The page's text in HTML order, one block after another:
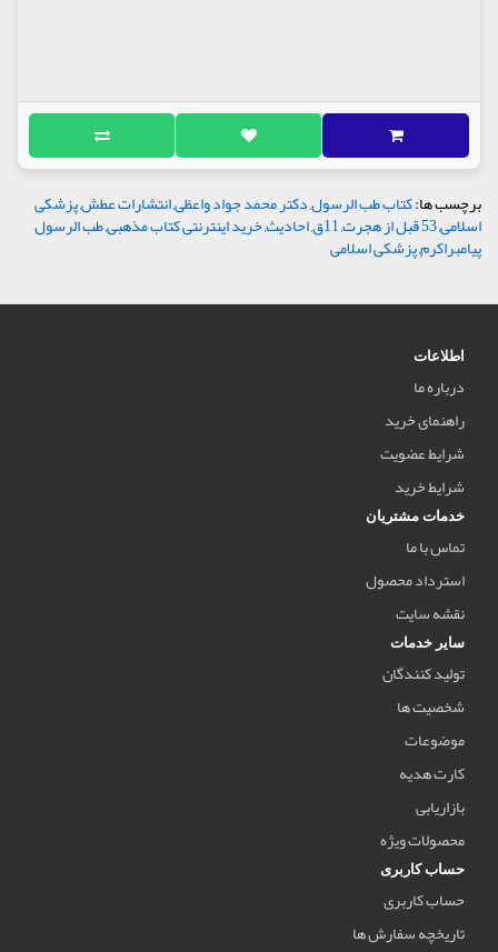
برچسب ها:کتاب طب الرسول,دکتر محمد جواد واعظی,انتشارات عطش,پزشکی
اسلامی,53 قبل از هجرت ,11ق ,احادیث,خرید اینترنتی کتاب مذهبی,طب الرسول
پیامبراکرم,پزشکی اسلامی
اطلاعات
درباره ما
راهنمای خرید
شرایط عضویت
شرایط خرید
خدمات مشتریان
تماس با ما
استرداد محصول
نقشه سایت
سایر خدمات
تولید کنندگان
شخصیت ها
موضوعات
کارت هدیه
بازاریابی
محصولات ویژه
حساب کاربری
حساب کاربری
تاریخچه سفارش ها